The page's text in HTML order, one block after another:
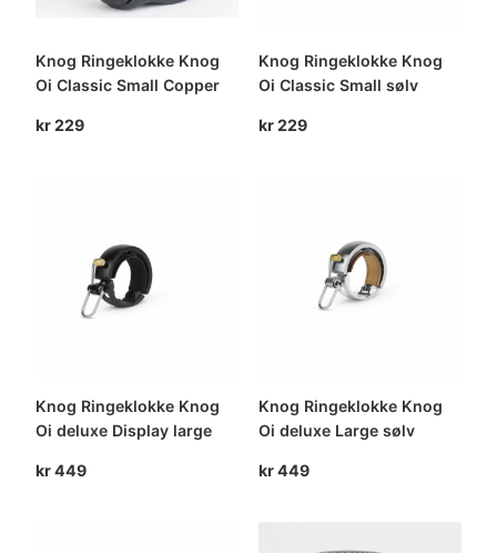
Knog Ringeklokke Knog
Oi Classic Small Copper
kr229
Knog Ringeklokke Knog
Oi Classic Small sølv
kr229
Knog Ringeklokke Knog
Oi deluxe Display large
kr449
Knog Ringeklokke Knog
Oi deluxe Large sølv
kr449